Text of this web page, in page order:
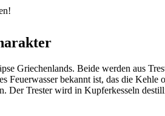
Griechenlands. Beide werden aus
Feuerwasser bekannt ist, das die
Der Trester wird in Kupferkesseln